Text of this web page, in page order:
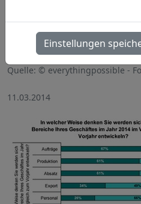
Quelle: © everythingpossible -
11.03.2014
Einstellungen